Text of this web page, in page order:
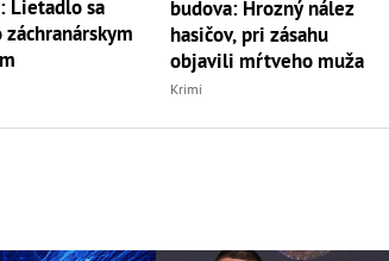
Lietadlo sa
budova: Hrozný nález
hasičov, pri zásahu
objavili mŕtveho muža
Krimi